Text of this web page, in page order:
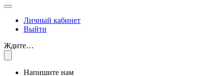
Личный кабинет
Выйти
Ждите…
Напишите нам